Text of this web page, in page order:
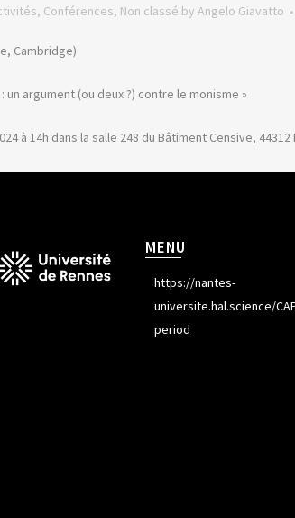
, Conférences, Non classé by Angelo Giavatto
Cambridge)
un argument (ou deux ?) contre le monisme »
à 14h dans la salle 248 du Bâtiment Censive, 44312
MENU
https://nantes-
universite.hal.science/
period